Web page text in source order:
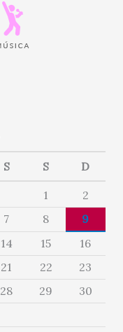
S S D
1
2
7 8
9
14 15
16
21 22
23
28 29
30